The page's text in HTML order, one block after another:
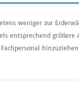
weniger zur
entsprechend größere